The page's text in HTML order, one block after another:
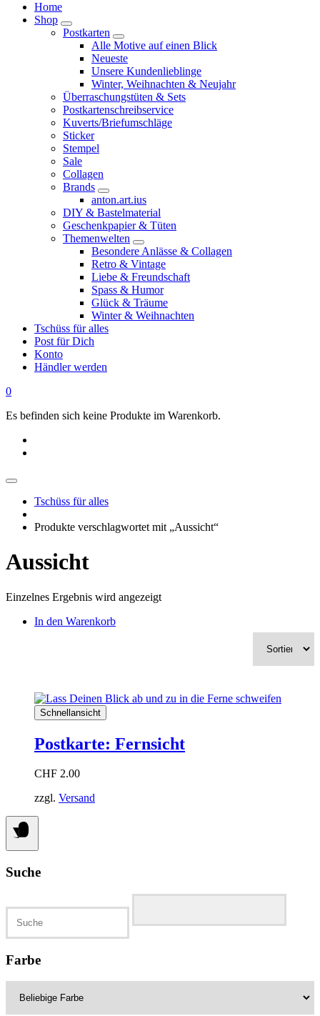
Home
Shop
Postkarten
Alle Motive auf einen Blick
Neueste
Unsere Kundenlieblinge
Winter, Weihnachten & Neujahr
Überraschungstüten & Sets
Postkartenschreibservice
Kuverts/Briefumschläge
Sticker
Stempel
Sale
Collagen
Brands
anton.art.ius
DIY & Bastelmaterial
Geschenkpapier & Tüten
Themenwelten
Besondere Anlässe & Collagen
Retro & Vintage
Liebe & Freundschaft
Spass & Humor
Glück & Träume
Winter & Weihnachten
Tschüss für alles
Post für Dich
Konto
Händler werden
0
Es befinden sich keine Produkte im Warenkorb.
Tschüss für alles
Produkte verschlagwortet mit „Aussicht“
Aussicht
Einzelnes Ergebnis wird angezeigt
In den Warenkorb
Schnellansicht
Postkarte: Fernsicht
CHF 2.00
zzgl. Versand
Suche
nach:
Farbe